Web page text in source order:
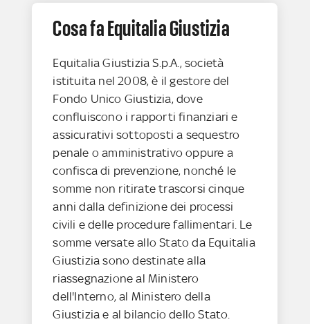
Cosa fa Equitalia Giustizia
Equitalia Giustizia S.p.A., società
istituita nel 2008, è il gestore del
Fondo Unico Giustizia, dove
confluiscono i rapporti finanziari e
assicurativi sottoposti a sequestro
penale o amministrativo oppure a
confisca di prevenzione, nonché le
somme non ritirate trascorsi cinque
anni dalla definizione dei processi
civili e delle procedure fallimentari. Le
somme versate allo Stato da Equitalia
Giustizia sono destinate alla
riassegnazione al Ministero
dell'Interno, al Ministero della
Giustizia e al bilancio dello Stato.